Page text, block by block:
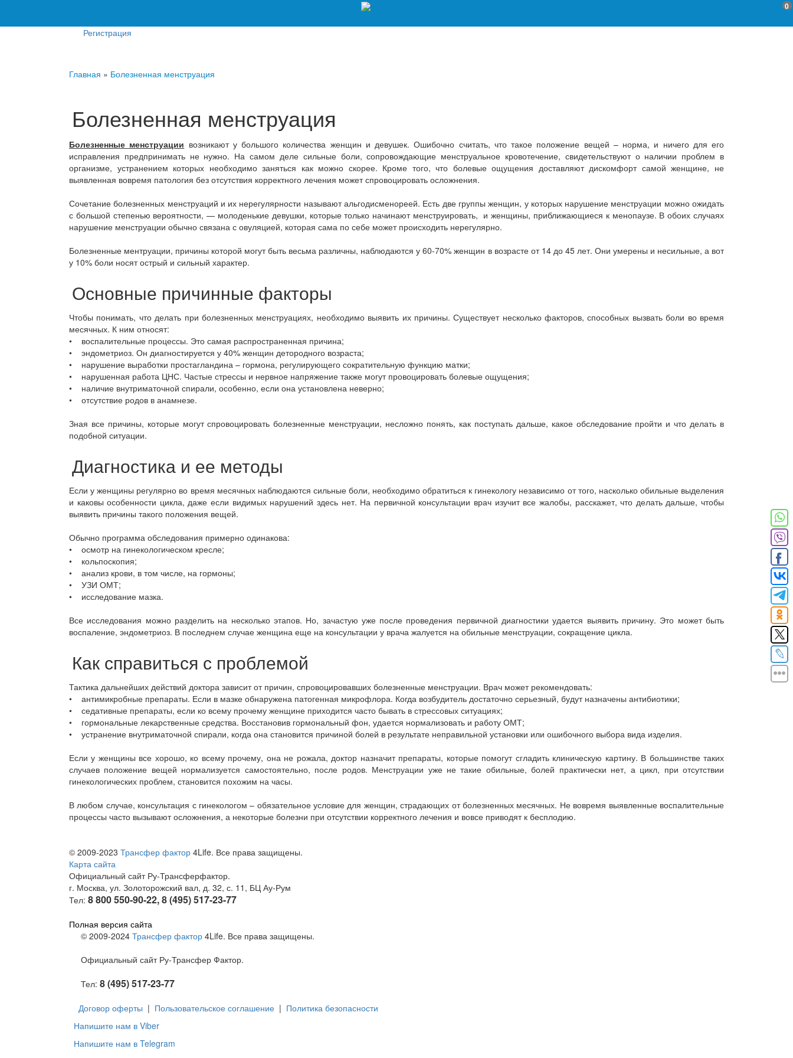
0
Регистрация
Главная » Болезненная менструация
Болезненная менструация
Болезненные менструации возникают у большого количества женщин и девушек. Ошибочно считать, что такое положение вещей – норма, и ничего для его
исправления предпринимать не нужно. На самом деле сильные боли, сопровождающие менструальное кровотечение, свидетельствуют о наличии проблем в
организме, устранением которых необходимо заняться как можно скорее. Кроме того, что болевые ощущения доставляют дискомфорт самой женщине, не
выявленная вовремя патология без отсутствия корректного лечения может спровоцировать осложнения.
Сочетание болезненных менструаций и их нерегулярности называют альгодисменореей. Есть две группы женщин, у которых нарушение менструации можно ожидать
с большой степенью вероятности, — молоденькие девушки, которые только начинают менструировать, и женщины, приближающиеся к менопаузе. В обоих случаях
нарушение менструации обычно связана с овуляцией, которая сама по себе может происходить нерегулярно.
Болезненные ментруации, причины которой могут быть весьма различны, наблюдаются у 60-70% женщин в возрасте от 14 до 45 лет. Они умерены и несильные, а вот
у 10% боли носят острый и сильный характер.
Основные причинные факторы
Чтобы понимать, что делать при болезненных менструациях, необходимо выявить их причины. Существует несколько факторов, способных вызвать боли во время
месячных. К ним относят:
• воспалительные процессы. Это самая распространенная причина;
• эндометриоз. Он диагностируется у 40% женщин детородного возраста;
• нарушение выработки простагландина – гормона, регулирующего сократительную функцию матки;
• нарушенная работа ЦНС. Частые стрессы и нервное напряжение также могут провоцировать болевые ощущения;
• наличие внутриматочной спирали, особенно, если она установлена неверно;
• отсутствие родов в анамнезе.
Зная все причины, которые могут спровоцировать болезненные менструации, несложно понять, как поступать дальше, какое обследование пройти и что делать в
подобной ситуации.
Диагностика и ее методы
Если у женщины регулярно во время месячных наблюдаются сильные боли, необходимо обратиться к гинекологу независимо от того, насколько обильные выделения
и каковы особенности цикла, даже если видимых нарушений здесь нет. На первичной консультации врач изучит все жалобы, расскажет, что делать дальше, чтобы
выявить причины такого положения вещей.
Обычно программа обследования примерно одинакова:
• осмотр на гинекологическом кресле;
• кольпоскопия;
• анализ крови, в том числе, на гормоны;
• УЗИ ОМТ;
• исследование мазка.
Все исследования можно разделить на несколько этапов. Но, зачастую уже после проведения первичной диагностики удается выявить причину. Это может быть
воспаление, эндометриоз. В последнем случае женщина еще на консультации у врача жалуется на обильные менструации, сокращение цикла.
Как справиться с проблемой
Тактика дальнейших действий доктора зависит от причин, спровоцировавших болезненные менструации. Врач может рекомендовать:
• антимикробные препараты. Если в мазке обнаружена патогенная микрофлора. Когда возбудитель достаточно серьезный, будут назначены антибиотики;
• седативные препараты, если ко всему прочему женщине приходится часто бывать в стрессовых ситуациях;
• гормональные лекарственные средства. Восстановив гормональный фон, удается нормализовать и работу ОМТ;
• устранение внутриматочной спирали, когда она становится причиной болей в результате неправильной установки или ошибочного выбора вида изделия.
Если у женщины все хорошо, ко всему прочему, она не рожала, доктор назначит препараты, которые помогут сгладить клиническую картину. В большинстве таких
случаев положение вещей нормализуется самостоятельно, после родов. Менструации уже не такие обильные, болей практически нет, а цикл, при отсутствии
гинекологических проблем, становится похожим на часы.
В любом случае, консультация с гинекологом – обязательное условие для женщин, страдающих от болезненных месячных. Не вовремя выявленные воспалительные
процессы часто вызывают осложнения, а некоторые болезни при отсутствии корректного лечения и вовсе приводят к бесплодию.
© 2009-2023 Трансфер фактор 4Life. Все права защищены.
Карта сайта
Официальный сайт Ру-Трансферфактор.
г. Москва, ул. Золоторожский вал, д. 32, с. 11, БЦ Ау-Рум
Тел: 8 800 550-90-22, 8 (495) 517-23-77
Полная версия сайта
© 2009-2024 Трансфер фактор 4Life. Все права защищены.
Официальный сайт Ру-Трансфер Фактор.
Тел: 8 (495) 517-23-77
Договор оферты | Пользовательское соглашение | Политика безопасности
Напишите нам в Viber
Напишите нам в Telegram